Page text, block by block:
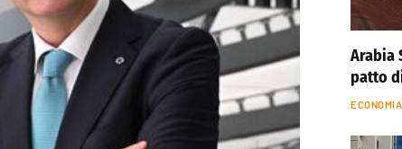
Arabia
patto
ECONOMIA